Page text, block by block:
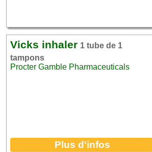
Vicks inhaler 1 tube de 1
tampons
Procter Gamble Pharmaceuticals
Plus d'infos